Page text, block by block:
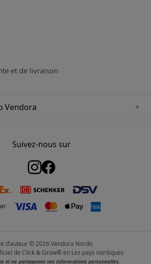
et de livraison
Vendora
Suivez-nous sur
d’auteur © 2026 Vendora Nordic
de Click & Grow® en Les pays nordiques
ni ne partageons vos informations personnelles.